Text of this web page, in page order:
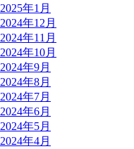
2025年1月
2024年12月
2024年11月
2024年10月
2024年9月
2024年8月
2024年7月
2024年6月
2024年5月
2024年4月